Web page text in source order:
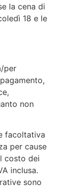
la cena di
18 e le
per
non
facoltativa
per cause
costo dei
inclusa.
sono